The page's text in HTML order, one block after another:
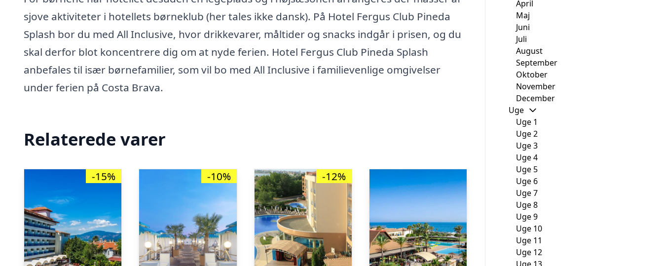
sjove aktiviteter i hotellets børneklub (her tales ikke dansk). På Hotel Fergus Club Pineda
Splash bor du med All Inclusive, hvor drikkevarer, måltider og snacks indgår i prisen, og du
skal derfor blot koncentrere dig om at nyde ferien. Hotel Fergus Club Pineda Splash
anbefales til især børnefamilier, som vil bo med All Inclusive i familievenlige omgivelser
under ferien på Costa Brava.
Relaterede varer
-15% -10% -12%
April
Maj
Juni
Juli
August
September
Oktober
November
December
Uge
Uge 1
Uge 2
Uge 3
Uge 4
Uge 5
Uge 6
Uge 7
Uge 8
Uge 9
Uge 10
Uge 11
Uge 12